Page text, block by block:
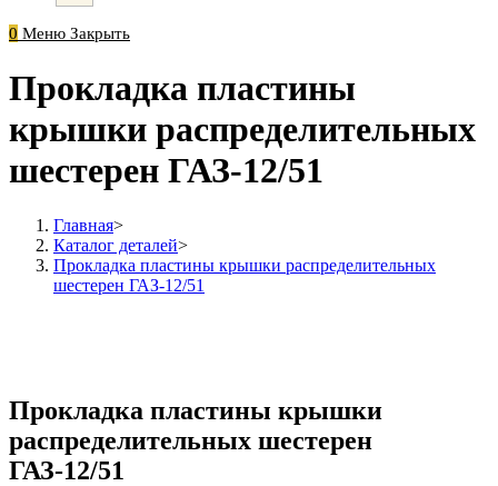
0 Меню Закрыть
Прокладка пластины
крышки распределительных
шестерен ГАЗ-12/51
Главная>
Каталог деталей>
Прокладка пластины крышки распределительных
шестерен ГАЗ-12/51
Прокладка пластины крышки
распределительных шестерен
ГАЗ-12/51